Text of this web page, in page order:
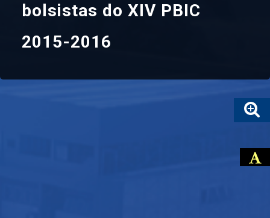
bolsistas do XIV PBIC
2015-2016